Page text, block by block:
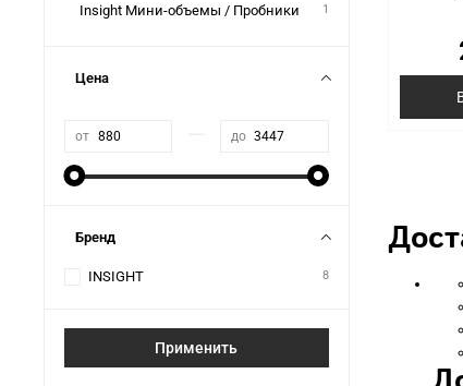
Insight Мини-объемы / Пробники 1
Цена
от до
Бренд
INSIGHT 8
Применить